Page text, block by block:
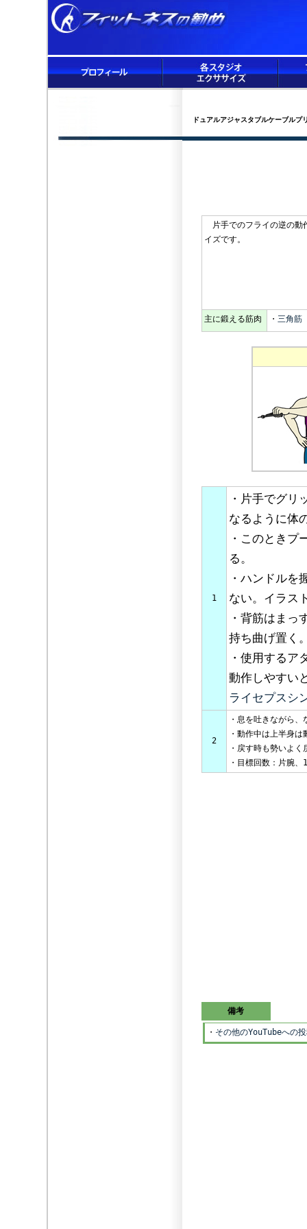
ドュアルアジャスタブルケーブルプ
片手でのフライの逆の動
イズで
主に鍛える筋肉 ・ 三角筋
1
・片手でグリ
なるように体
・このときプ
る。
・ハンドルを
ない。イラス
・背筋はまっ
持ち曲げ置く
・使用するア
動作しやすい
ライセプスシ
2
・息を吐きながら
・動作中は上半身
・戻す時も勢いよ
・目標回数：片腕
備考
・ その他のYouTubeへの